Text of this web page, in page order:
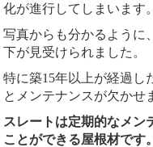
化が進行してしまいます。
写真からも分かるように
下が見受けられました。
特に築15年以上が経過し
とメンテナンスが欠かせ
スレートは定期的なメン
ことができる屋根材です。